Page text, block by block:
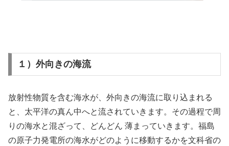
１）外向きの海流
放射性物質を含む海水が、外向きの海流に取り込まれる
と、太平洋の真ん中へと流されていきます。その過程で周
りの海水と混ざって、どんどん 薄まっていきます。福島
の原子力発電所の海水がどのように移動するかを文科省の